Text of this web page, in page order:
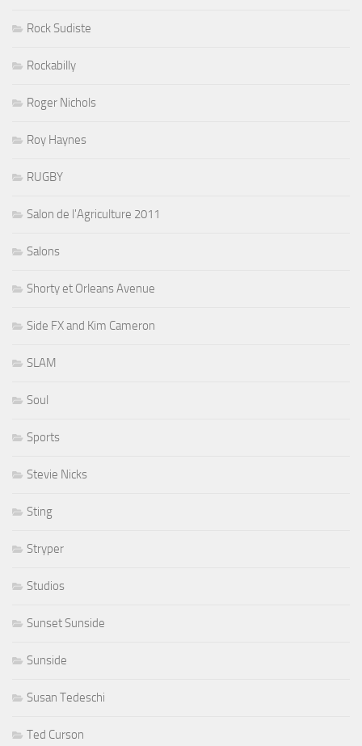
Rock Sudiste
Rockabilly
Roger Nichols
Roy Haynes
RUGBY
Salon de l'Agriculture 2011
Salons
Shorty et Orleans Avenue
Side FX and Kim Cameron
SLAM
Soul
Sports
Stevie Nicks
Sting
Stryper
Studios
Sunset Sunside
Sunside
Susan Tedeschi
Ted Curson